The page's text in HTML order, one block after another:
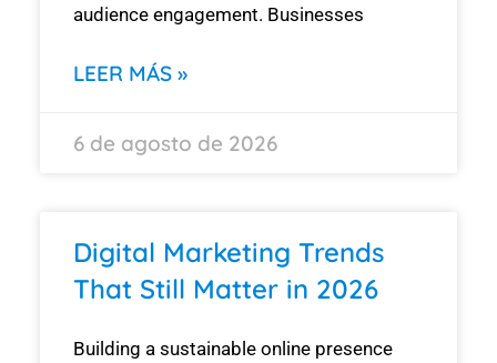
audience engagement. Businesses
LEER MÁS »
6 de agosto de 2026
Digital Marketing Trends
That Still Matter in 2026
Building a sustainable online presence